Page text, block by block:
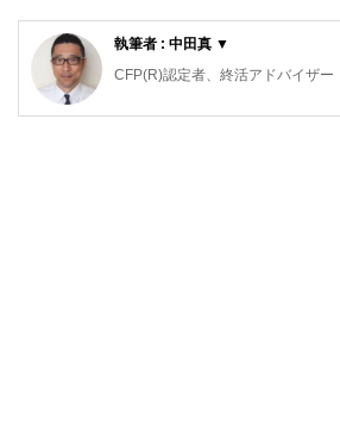
執筆者 : 中田真 ▼
CFP(R)認定者、終活アドバイザー
中田FP事務所 代表